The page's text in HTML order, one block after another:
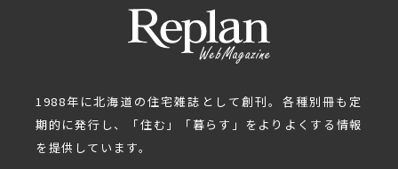
1988年に北海道の住宅雑誌として創刊。各種別冊も定
期的に発行し、「住む」「暮らす」をよりよくする情報
を提供しています。